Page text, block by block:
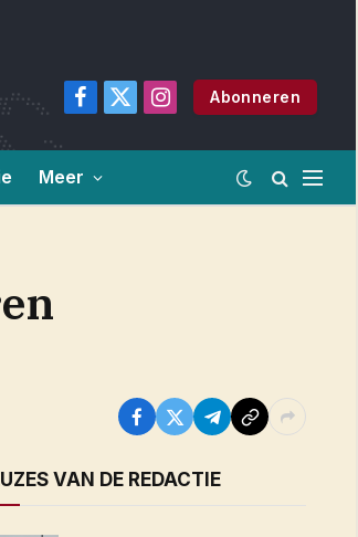
Facebook
X
Instagram
Abonneren
Meer
VAN DE REDACTIE